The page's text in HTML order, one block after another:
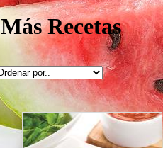
Más Recetas